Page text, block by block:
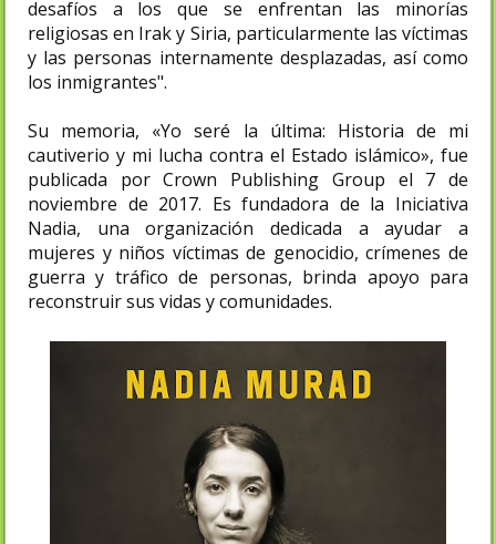
desafíos a los que se enfrentan las minorías
religiosas en Irak y Siria, particularmente las víctimas
y las personas internamente desplazadas, así como
los inmigrantes".
Su memoria, «Yo seré la última: Historia de mi
cautiverio y mi lucha contra el Estado islámico», fue
publicada por Crown Publishing Group el 7 de
noviembre de 2017. Es fundadora de la Iniciativa
Nadia, una organización dedicada a ayudar a
mujeres y niños víctimas de genocidio, crímenes de
guerra y tráfico de personas, brinda apoyo para
reconstruir sus vidas y comunidades.